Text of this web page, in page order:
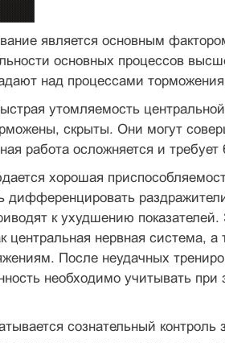
является основным
основных процессов
над процессами
утомляемость
скрыты. Они могут
работа осложняется и требует
хорошая
дифференцировать
к ухудшению
центральная нервная система,
После неудачных
необходимо учитывать
сознательный